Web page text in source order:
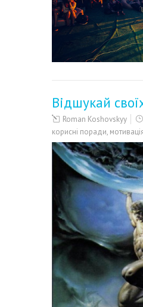
Відшукай
Roman Koshovskyy
корисні поради,